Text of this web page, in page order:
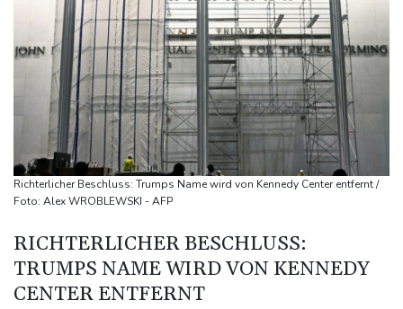
Ostchina auf Land getroffen
Nächster Dreifachsieg für Aprilia - Fernández triumphiert
Verkehrsminister Bilger will Boni von Bahnmanagern an Ziele
knüpfen
Bericht: Trotz Sanierung nur jeder vierte Zug zwischen Hamburg
und Berlin pünktlich
FC Bayern: Kompany setzt auf Musiala
Waldbrände in Kanada: Notstand in Provinz British Columbia
Verdacht auf illegales Rennen: Zwei Tote nach Motorrad-Unfall
in Köln
Richterlicher Beschluss: Trumps Name wird von Kennedy Center entfernt /
Foto: Alex WROBLEWSKI - AFP
RICHTERLICHER BESCHLUSS:
TRUMPS NAME WIRD VON KENNEDY
CENTER ENTFERNT